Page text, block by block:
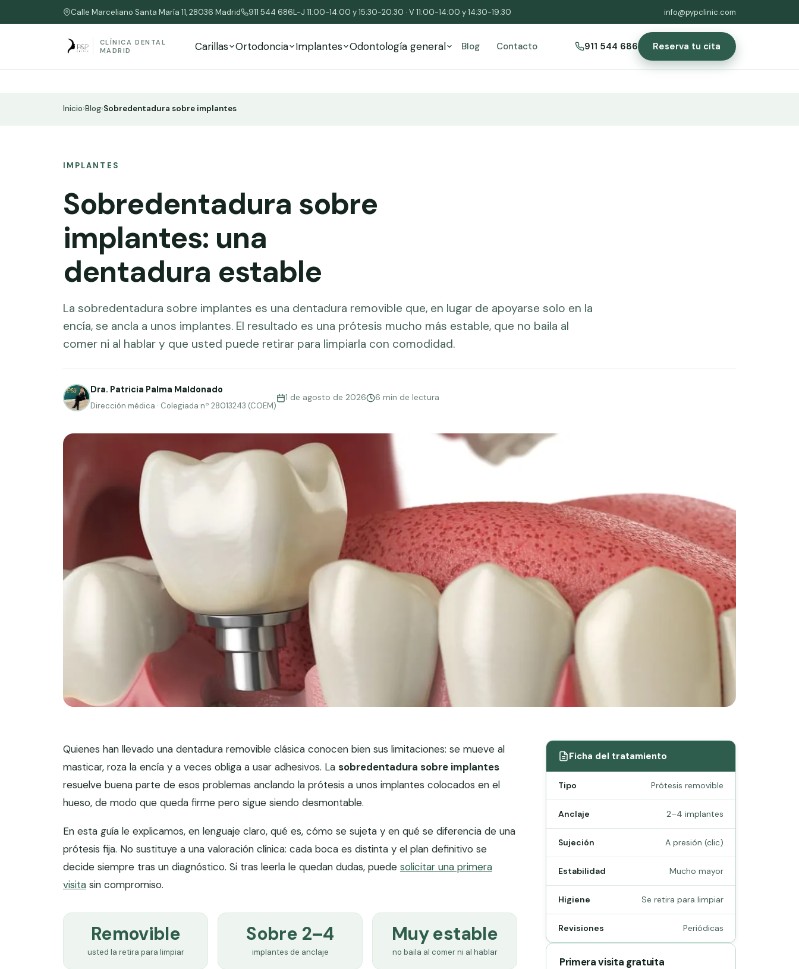
Calle Marceliano Santa María 11, 28036 Madrid 911 544 686L-J 11:00-14:00 y 15:30-20:30 · V 11:00-14:00 y 14:30-19:30 info@pypclinic.com
CLÍNICA DENTAL
MADRID
Carillas Ortodoncia Implantes Odontología general Blog Contacto 911 544 686 Reserva tu cita
Inicio›Blog›Sobredentadura sobre implantes
IMPLANTES
Sobredentadura sobre
implantes: una
dentadura estable
La sobredentadura sobre implantes es una dentadura removible que, en lugar de apoyarse solo en la
encía, se ancla a unos implantes. El resultado es una prótesis mucho más estable, que no baila al
comer ni al hablar y que usted puede retirar para limpiarla con comodidad.
Dra. Patricia Palma Maldonado
Dirección médica · Colegiada nº 28013243 (COEM)
1 de agosto de 2026 6 min de lectura
La sobredentadura se apoya en implantes en lugar de descansar solo sobre la encía.
Quienes han llevado una dentadura removible clásica conocen bien sus limitaciones: se mueve al
masticar, roza la encía y a veces obliga a usar adhesivos. La sobredentadura sobre implantes
resuelve buena parte de esos problemas anclando la prótesis a unos implantes colocados en el
hueso, de modo que queda firme pero sigue siendo desmontable.
En esta guía le explicamos, en lenguaje claro, qué es, cómo se sujeta y en qué se diferencia de una
prótesis fija. No sustituye a una valoración clínica: cada boca es distinta y el plan definitivo se
decide siempre tras un diagnóstico. Si tras leerla le quedan dudas, puede solicitar una primera
visita sin compromiso.
Removible
usted la retira para limpiar
Sobre 2–4
implantes de anclaje
Muy estable
no baila al comer ni al hablar
Ficha del tratamiento
Tipo Prótesis removible
Anclaje 2–4 implantes
Sujeción A presión (clic)
Estabilidad Mucho mayor
Higiene Se retira para limpiar
Revisiones Periódicas
Primera visita gratuita